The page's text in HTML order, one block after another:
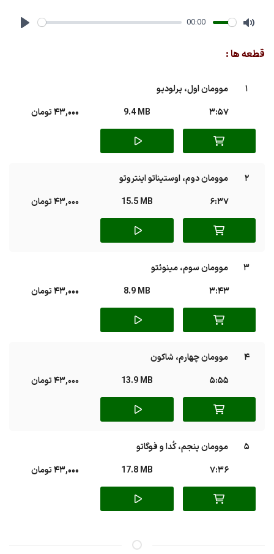
00:00
قطعه ها :
1
موومان اول، پرلودیو
3:57
9.4 MB 43,000 تومان
2
موومان دوم، اوستیناتو اینتروتو
6:37
15.5 MB 43,000 تومان
3
موومان سوم، مینوئتو
3:43
8.9 MB 43,000 تومان
4
موومان چهارم، شاکون
5:55
13.9 MB 43,000 تومان
5
موومان پنجم، کُدا و فوگاتو
7:36
17.8 MB 43,000 تومان